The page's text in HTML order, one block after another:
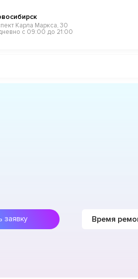
Карла Маркса, 30
с 09:00 до 21:00
заявку Время